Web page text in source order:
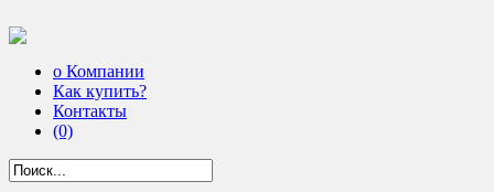
о Компании
Как купить?
Контакты
(0)